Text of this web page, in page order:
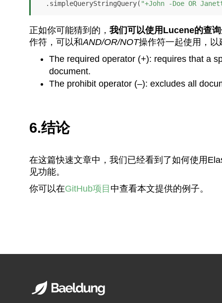
  .simpleQueryStringQuery(
"+John -Doe OR
正如你可能猜到的， 我们可以使用Lucene的查
作符，可以和AND/OR/NOT操作符一起使用，以
The required operator (+): requires that a
document.
The prohibit operator (–): excludes all
6.结论
在这篇快速文章中，我们已经看到了如何使用
见功能。
你可以在GitHub项目 中查看本文提供的例子。